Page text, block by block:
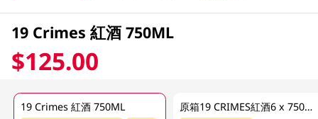
19 Crimes 紅酒 750ML
$125.00
19 Crimes 紅酒 750ML 原箱19 CRIMES紅酒6 x 750ML